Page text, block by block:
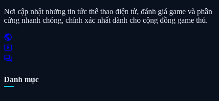
Nơi cập nhật những tin tức thể thao điện tử, đánh giá game và phần
cứng nhanh chóng, chính xác nhất dành cho cộng đồng game thủ.
public
smart_display
forum
Danh mục